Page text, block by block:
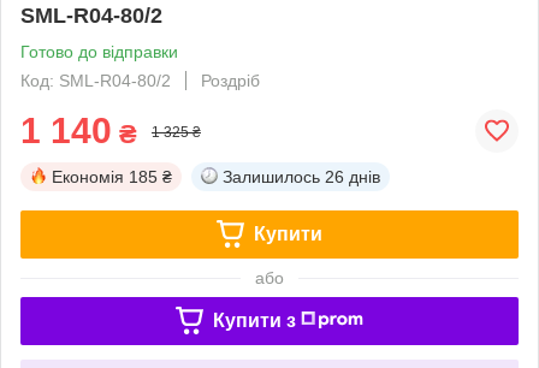
SML-R04-80/2
Готово до відправки
Код: SML-R04-80/2
Роздріб
1 140 ₴ 1 325 ₴
Економія 185 ₴ Залишилось 26 днів
Купити
або
Купити з